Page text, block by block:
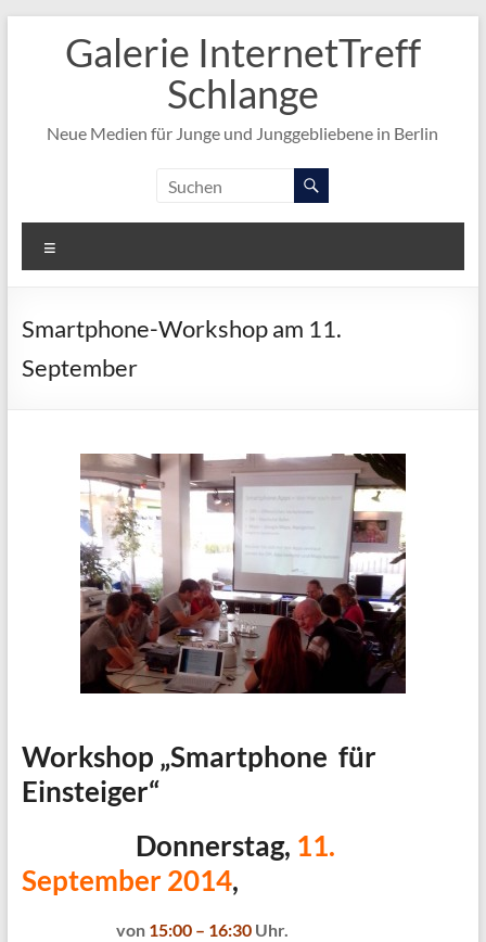
springenGalerie InternetTreff
Schlange
Neue Medien für Junge und Junggebliebene in Berlin
Smartphone-Workshop am 11.
September
Workshop „Smartphone für
Einsteiger“
Donnerstag, 11.
September 2014,
von 15:00 – 16:30Uhr.